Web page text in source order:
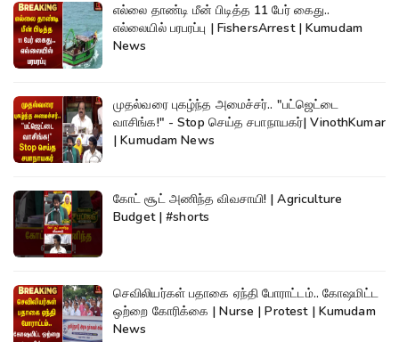
எல்லை தாண்டி மீன் பிடித்த 11 பேர் கைது..
எல்லையில் பரபரப்பு | FishersArrest | Kumudam
News
முதல்வரை புகழ்ந்த அமைச்சர்.. "பட்ஜெட்டை
வாசிங்க!" - Stop செய்த சபாநாயகர்| VinothKumar
| Kumudam News
கோட் சூட் அணிந்த விவசாயி! | Agriculture
Budget | #shorts
செவிலியர்கள் பதாகை ஏந்தி போராட்டம்.. கோஷமிட்ட
ஒற்றை கோரிக்கை | Nurse | Protest | Kumudam
News